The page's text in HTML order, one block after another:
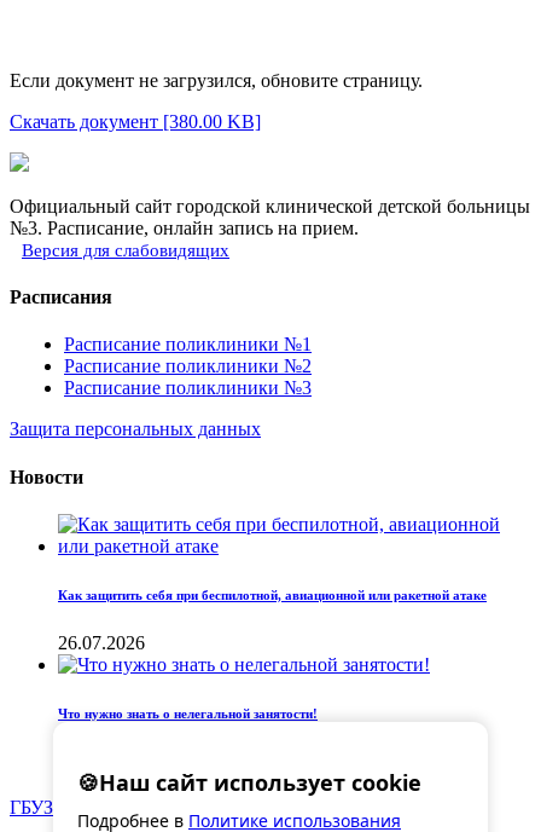
Если документ не загрузился, обновите страницу.
Скачать документ [380.00 KB]
Официальный сайт городской клинической детской больницы
№3. Расписание, онлайн запись на прием.
Версия для слабовидящих
Расписания
Расписание поликлиники №1
Расписание поликлиники №2
Расписание поликлиники №3
Защита персональных данных
Новости
Как защитить себя при беспилотной, авиационной или ракетной атаке
26.07.2026
Что нужно знать о нелегальной занятости!
ГБУЗ «ГКДБ №3»
🍪Наш сайт использует cookie
Подробнее в Политике использования